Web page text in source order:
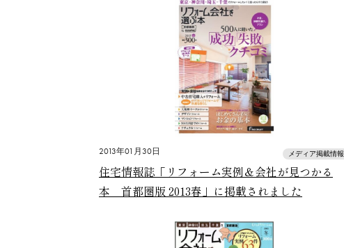
2013年01月30日 メディア掲載情報
住宅情報誌「リフォーム実例＆会社が見つかる
本 首都圏版 2013春」に掲載されました